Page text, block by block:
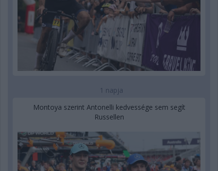
1 napja
Montoya szerint Antonelli kedvessége sem segít
Russellen